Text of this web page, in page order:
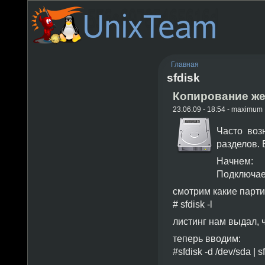
Главная
sfdisk
Копирование
23.06.09 - 18:54 - maximum
Часто
разделов.
Начнем:
смотрим какие
# sfdisk -l
листинг нам выдал,
теперь вводим:
#sfdisk -d /dev/sda |